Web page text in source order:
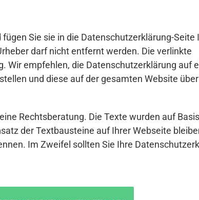
Sie sie in die Datenschutzerklärung-Seite
darf nicht entfernt werden. Die verlinkte
Wir empfehlen, die Datenschutzerklärung auf
und diese auf der gesamten Website
Rechtsberatung. Die Texte wurden auf
der Textbausteine auf Ihrer Webseite
Im Zweifel sollten Sie Ihre